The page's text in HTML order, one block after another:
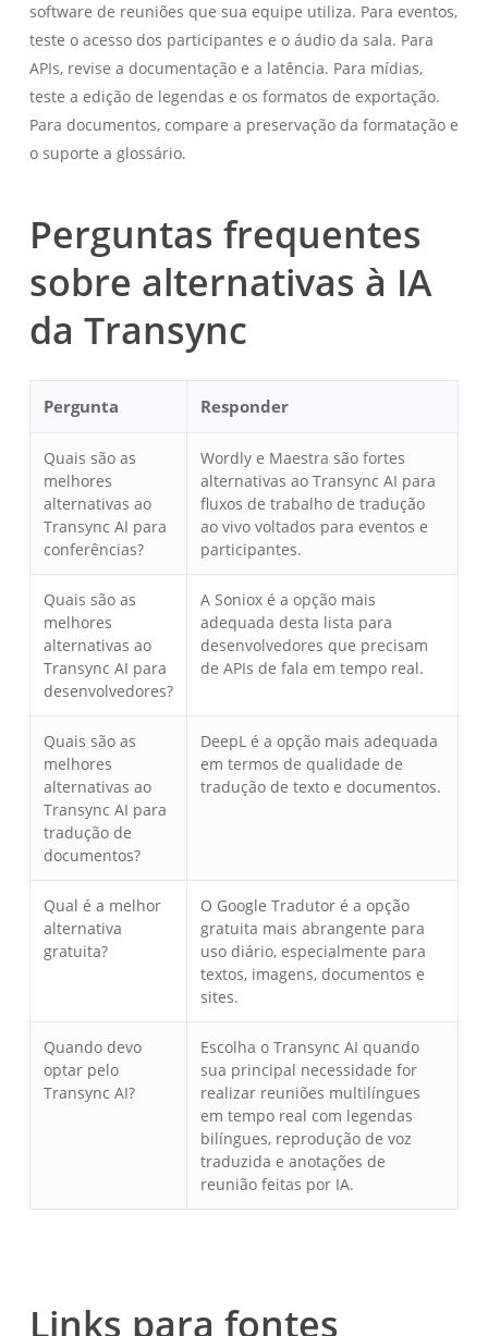
software de reuniões que sua equipe utiliza. Para eventos,
teste o acesso dos participantes e o áudio da sala. Para
APIs, revise a documentação e a latência. Para mídias,
teste a edição de legendas e os formatos de exportação.
Para documentos, compare a preservação da formatação e
o suporte a glossário.
Perguntas frequentes
sobre alternativas à IA
da Transync
Pergunta Responder
Quais são as
melhores
alternativas ao
Transync AI para
conferências?
Wordly e Maestra são fortes
alternativas ao Transync AI para
fluxos de trabalho de tradução
ao vivo voltados para eventos e
participantes.
Quais são as
melhores
alternativas ao
Transync AI para
desenvolvedores?
A Soniox é a opção mais
adequada desta lista para
desenvolvedores que precisam
de APIs de fala em tempo real.
Quais são as
melhores
alternativas ao
Transync AI para
tradução de
documentos?
DeepL é a opção mais adequada
em termos de qualidade de
tradução de texto e documentos.
Qual é a melhor
alternativa
gratuita?
O Google Tradutor é a opção
gratuita mais abrangente para
uso diário, especialmente para
textos, imagens, documentos e
sites.
Quando devo
optar pelo
Transync AI?
Escolha o Transync AI quando
sua principal necessidade for
realizar reuniões multilíngues
em tempo real com legendas
bilíngues, reprodução de voz
traduzida e anotações de
reunião feitas por IA.
Links para fontes